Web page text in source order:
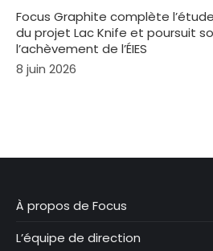
Focus Graphite complète
du projet Lac Knife et poursuit
l’achèvement de l’ÉIES
8 juin 2026
À propos de Focus
L’équipe de direction